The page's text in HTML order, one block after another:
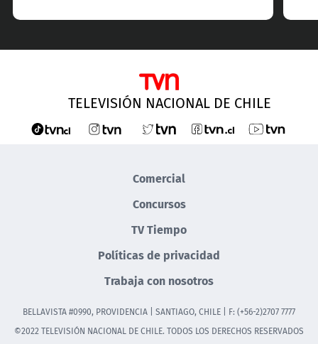
TELEVISIÓN NACIONAL DE CHILE
Comercial
Concursos
TV Tiempo
Políticas de privacidad
Trabaja con nosotros
BELLAVISTA #0990, PROVIDENCIA | SANTIAGO, CHILE | F: (+56-2)2707 7777
©2022 TELEVISIÓN NACIONAL DE CHILE. TODOS LOS DERECHOS RESERVADOS